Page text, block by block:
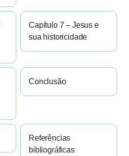
Capítulo 7 – Jesus e
sua historicidade
Conclusão
Referências
bibliográficas